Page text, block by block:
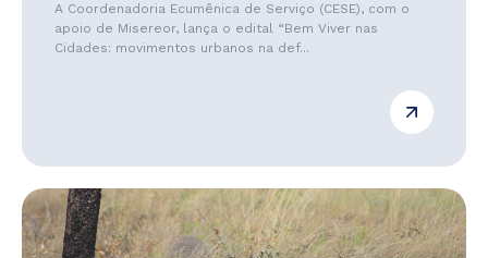
A Coordenadoria Ecumênica de Serviço (CESE), com o
apoio de Misereor, lança o edital “Bem Viver nas
Cidades: movimentos urbanos na def...